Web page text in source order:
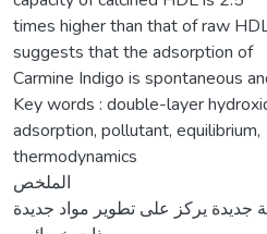
times higher than that of raw
suggests that the adsorption of
Carmine Indigo is spontaneous
Key words : double-layer
adsorption, pollutant, equilibrium,
thermodynamics
الملخص
جديدة يركز على تطوير مواد جديدة